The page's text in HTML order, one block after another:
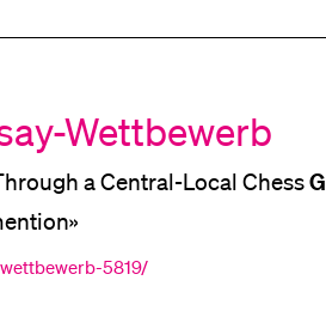
Wettbewerb
19 Through a Central-Local Chess
5819/